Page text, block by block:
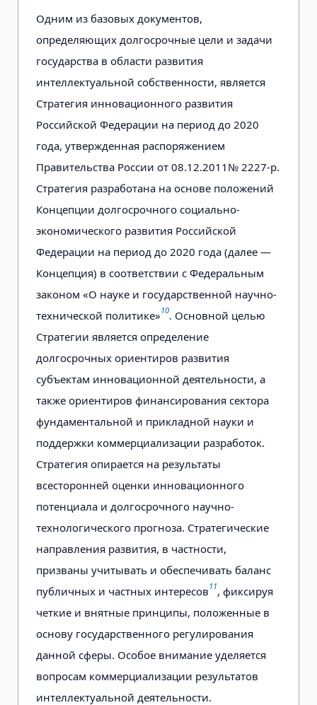
Одним из базовых документов,
определяющих долгосрочные цели и задачи
государства в области развития
интеллектуальной собственности, является
Стратегия инновационного развития
Российской Федерации на период до 2020
года, утвержденная распоряжением
Правительства России от 08.12.2011№ 2227-р.
Стратегия разработана на основе положений
Концепции долгосрочного социально-
экономического развития Российской
Федерации на период до 2020 года (далее —
Концепция) в соответствии с Федеральным
законом «О науке и государственной научно-
технической политике»10. Основной целью
Стратегии является определение
долгосрочных ориентиров развития
субъектам инновационной деятельности, а
также ориентиров финансирования сектора
фундаментальной и прикладной науки и
поддержки коммерциализации разработок.
Стратегия опирается на результаты
всесторонней оценки инновационного
потенциала и долгосрочного научно-
технологического прогноза. Стратегические
направления развития, в частности,
призваны учитывать и обеспечивать баланс
публичных и частных интересов11, фиксируя
четкие и внятные принципы, положенные в
основу государственного регулирования
данной сферы. Особое внимание уделяется
вопросам коммерциализации результатов
интеллектуальной деятельности.